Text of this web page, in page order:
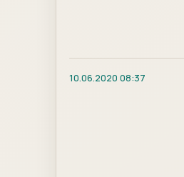
10.06.2020 08:37